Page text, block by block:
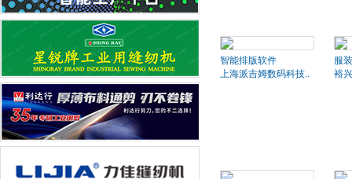
智能排版软件
上海派吉姆数码科技..
服
裕